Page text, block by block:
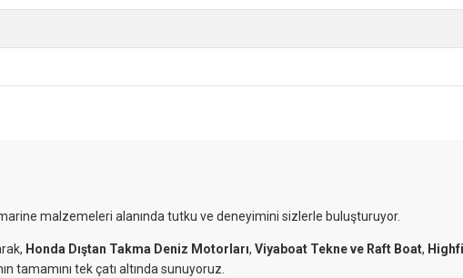
marine malzemeleri alanında tutku ve deneyimini sizlerle buluşturuyor.
Honda Dıştan Takma Deniz Motorları, Viyaboat Tekne ve Raft Boat,
tamamını tek çatı altında sunuyoruz.